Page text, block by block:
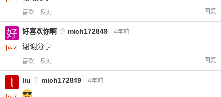
喜欢 反对 回复
好喜欢你啊 @ mich172849 4年前
谢谢分享
喜欢 反对 回复
liu @ mich172849 4年前